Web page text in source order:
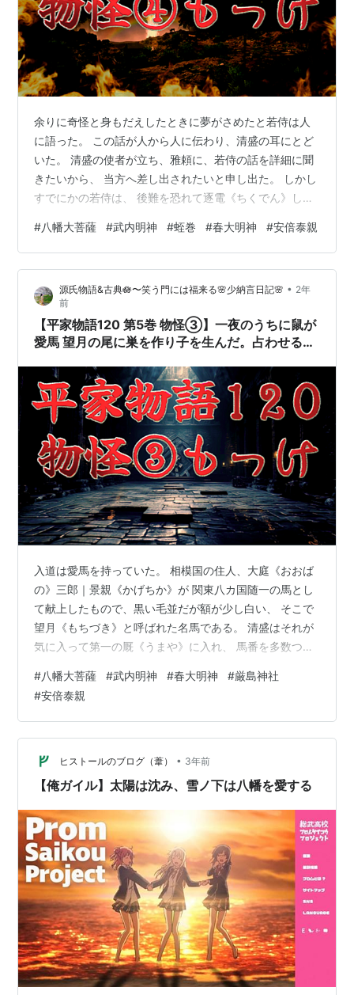
余りに奇怪と身もだえしたときに夢がさめたと若侍は人
に語った。 この話が人から人に伝わり、清盛の耳にとど
いた。 清盛の使者が立ち、雅頼に、若侍の話を詳細に聞
きたいから、 当方へ差し出されたいと申し出た。 しかし
すでにかの若侍は、 後難を恐れて逐電《ちくでん》して
そのような噂は作りごと、 全く事実でありませぬ、と申
したので、この夢の話は不問とはなった。 しかし奇妙と
いうか、暗合というか、不思議なことがおこった。 清盛
は枕もとから銀の蛭巻《ひるまき》をした小長刀《こな
ぎなた》を離さず、 常に寝所に守り刀として置いていた
が、ある夜急に消えた。 盗まれ…
#八幡大菩薩 #武内明神 #蛭巻 #春大明神 #安倍泰親
源氏物語&古典🪷〜笑う門には福来る🌸少納言日記🌸 • 2年
前
【平家物語120 第5巻 物怪③】一夜のうちに鼠が
愛馬 望月の尾に巣を作り子を生んだ。占わせる
智天皇の御代に異国の凶賊の蜂起した事が「日本
書紀」にある。
入道は愛馬を持っていた。 相模国の住人、大庭《おおば
の》三郎｜景親《かげちか》が 関東八カ国随一の馬とし
て献上したもので、黒い毛並だが額が少し白い、 そこで
望月《もちづき》と呼ばれた名馬である。 清盛はそれが
気に入って第一の厩《うまや》に入れ、 馬番を多数つけ
つくり子を生んだ。 これはただごとではない、と占わせ
ると、 「重き御慎《おんつつし》み」 と出た。さすがの
清盛も所有する気になれず、 陰陽師《おんようし》の安
倍泰親に与えてしまったが、 鼠が一夜に巣をつくるのは
昔にもあった。 少納言のホームページ 源氏物語&古典 少
納言の部屋🪷も ぜひご…
#八幡大菩薩 #武内明神 #春大明神 #厳島神社
#安倍泰親
ヒストールのブログ（葦） • 3年前
【俺ガイル】太陽は沈み、雪ノ下は八幡を愛する